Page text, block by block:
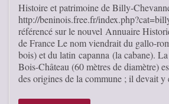
Histoire et patrimoine de Billy-
http://beninois.free.fr/
référencé sur le nouvel Annuaire
de France Le nom viendrait du gallo-
bois) et du latin capanna (la cabane).
Bois-Château (60 mètres de diamètre)
des origines de la commune ; il devait